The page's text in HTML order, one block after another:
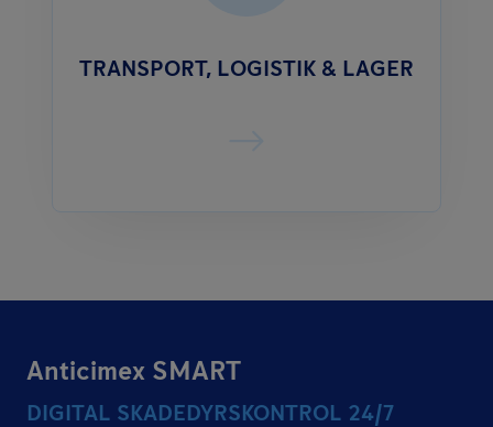
TRANSPORT, LOGISTIK & LAGER
Anticimex SMART
DIGITAL SKADEDYRSKONTROL 24/7